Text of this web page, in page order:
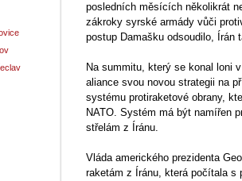
posledních měsících několikrát
zákroky syrské armády vůči
postup Damašku odsoudilo, Írán
Na summitu, který se konal loni
aliance svou novou strategii na
systému protiraketové obrany,
NATO. Systém má být namířen
střelám z Íránu.
Vláda amerického prezidenta
raketám z Íránu, která počítala s